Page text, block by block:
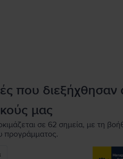
που διεξήχθησαν
μας
σε 62 σημεία, με τη
προγράμματος.